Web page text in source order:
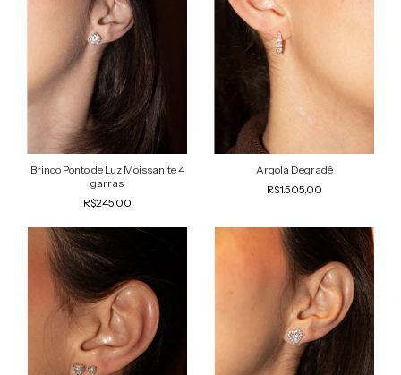
Brinco Ponto de Luz Moissanite 4
garras
R$245,00
Argola Degradê
R$1.505,00